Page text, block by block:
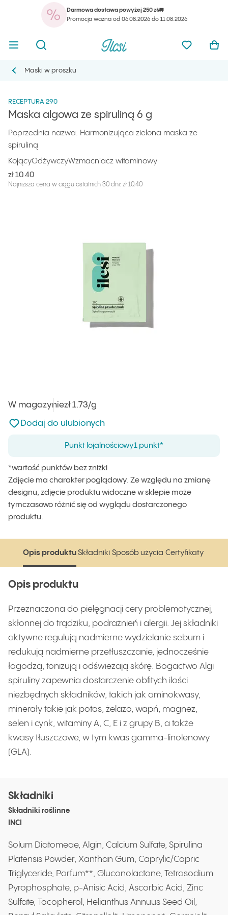
Darmowa dostawa powyżej 250 zł🚛
Promocja ważna od 06.08.2026 do 11.08.2026
Strona główna Ilcsi
Otwórz menuOtwórz wyszukiwarkę Ulubione
Strona główna Ilcsi
Otwórz menuOtwórz wyszukiwarkę Ulubione
Produkty
MaskiMaski w proszku
Maska algowa ze spiruliną 6 g
RECEPTURA 290
Maska algowa ze spiruliną 6 g
Poprzednia nazwa: Harmonizująca zielona maska ze
spiruliną
KojącyOdżywczyWzmacniacz witaminowy
zł 10.40
Najniższa cena w ciągu ostatnich 30 dni: zł 10.40
W magazynieCena jednostkowa
zł 1.73/g
Nie dodano do ulubionych
Dodaj do ulubionych
Punkt lojalnościowy1 punkt*
*wartość punktów bez zniżki
Zdjęcie ma charakter poglądowy. Ze względu na zmianę
designu, zdjęcie produktu widoczne w sklepie może
tymczasowo różnić się od wyglądu dostarczonego
produktu.
Opis produktu
Opis produktu
Składniki
Składniki
Sposób użycia
Sposób użycia
Certyfikaty
Certyfikaty
Opis produktu
Przeznaczona do pielęgnacji cery problematycznej,
skłonnej do trądziku, podrażnień i alergii. Jej składniki
aktywne regulują nadmierne wydzielanie sebum i
redukują nadmierne przetłuszczanie, jednocześnie
łagodzą, tonizują i odświeżają skórę. Bogactwo Algi
spiruliny zapewnia dostarczenie obfitych ilości
niezbędnych składników, takich jak aminokwasy,
minerały takie jak potas, żelazo, wapń, magnez,
selen i cynk, witaminy A, C, E i z grupy B, a także
kwasy tłuszczowe, w tym kwas gamma-linolenowy
(GLA).
Składniki
Składniki roślinne
INCI
Solum Diatomeae, Algin, Calcium Sulfate, Spirulina
Platensis Powder, Xanthan Gum, Caprylic/Capric
Triglyceride, Parfum**, Gluconolactone, Tetrasodium
Pyrophosphate, p-Anisic Acid, Ascorbic Acid, Zinc
Sulfate, Tocopherol, Helianthus Annuus Seed Oil,